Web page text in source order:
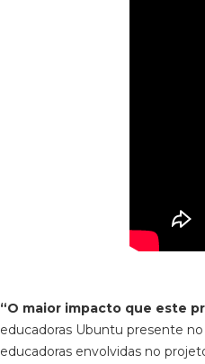
“O maior impacto que este
educadoras Ubuntu presente
educadoras envolvidas no